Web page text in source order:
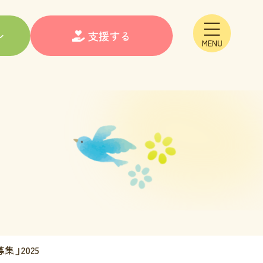
支援する メニュー
」2025